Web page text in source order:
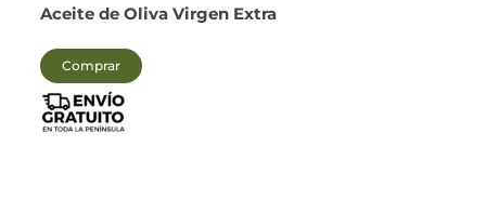
Aceite de Oliva Virgen Extra
Comprar